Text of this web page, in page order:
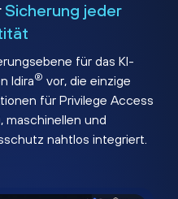
Sicherung jeder
für das KI-
Idira® vor, die einzige
für Privilege Access
maschinellen und
nahtlos integriert.